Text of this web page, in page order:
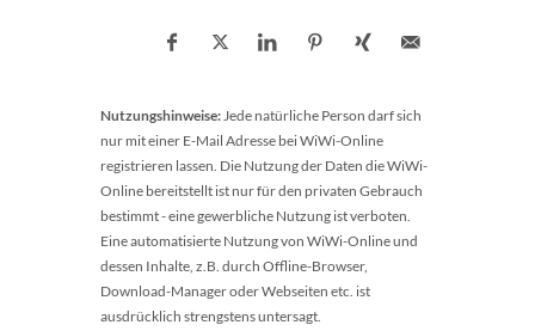
Nutzungshinweise:Jede natürliche Person darf sich
nur mit einer E-Mail Adresse bei WiWi-Online
registrieren lassen. Die Nutzung der Daten die WiWi-
Online bereitstellt ist nur für den privaten Gebrauch
bestimmt - eine gewerbliche Nutzung ist verboten.
Eine automatisierte Nutzung von WiWi-Online und
dessen Inhalte, z.B. durch Offline-Browser,
Download-Manager oder Webseiten etc. ist
ausdrücklich strengstens untersagt.